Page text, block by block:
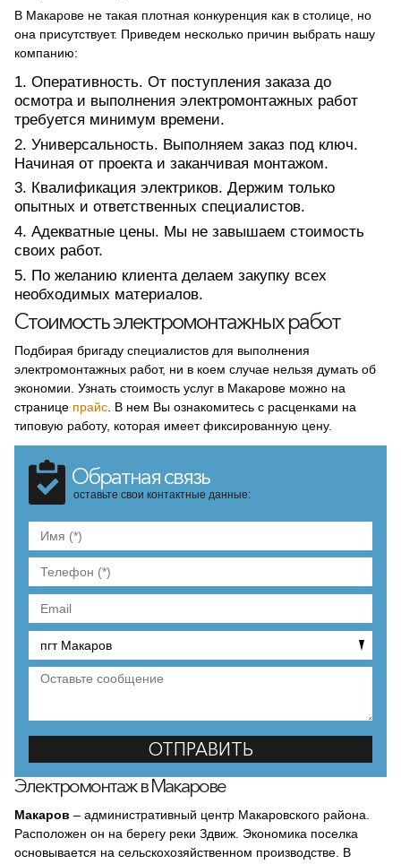
В Макарове не такая плотная конкуренция как в столице, но
она присутствует. Приведем несколько причин выбрать нашу
компанию:
Оперативность. От поступления заказа до
осмотра и выполнения электромонтажных работ
требуется минимум времени.
Универсальность. Выполняем заказ под ключ.
Начиная от проекта и заканчивая монтажом.
Квалификация электриков. Держим только
опытных и ответственных специалистов.
Адекватные цены. Мы не завышаем стоимость
своих работ.
По желанию клиента делаем закупку всех
необходимых материалов.
Стоимость электромонтажных работ
Подбирая бригаду специалистов для выполнения
электромонтажных работ, ни в коем случае нельзя думать об
экономии. Узнать стоимость услуг в Макарове можно на
странице прайс . В нем Вы ознакомитесь с расценками на
типовую работу, которая имеет фиксированную цену.
Обратная связь
оставьте свои контактные данные:
Электромонтаж в Макарове
Макаров – административный центр Макаровского района.
Расположен он на берегу реки Здвиж. Экономика поселка
основывается на сельскохозяйственном производстве. В